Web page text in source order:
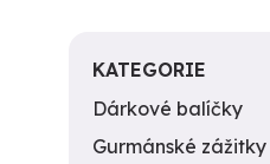
KATEGORIE
Dárkové balíčky
Gurmánské zážitky